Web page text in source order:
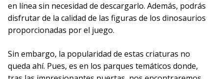
en línea sin necesidad de descargarlo. Además, podrás
disfrutar de la calidad de las figuras de los dinosaurios
proporcionadas por el juego.
Sin embargo, la popularidad de estas criaturas no
queda ahí. Pues, es en los parques temáticos donde,